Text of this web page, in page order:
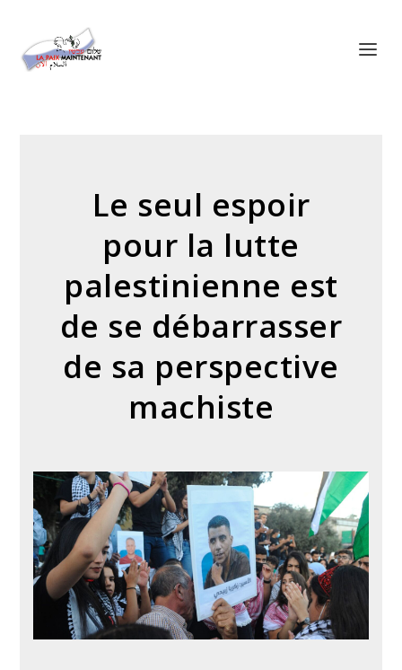
Le seul espoir
pour la lutte
palestinienne est
de se débarrasser
de sa perspective
machiste